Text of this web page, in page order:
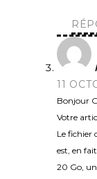
11
Bonjour
Votre
Le fichier
est, en
20 Go,